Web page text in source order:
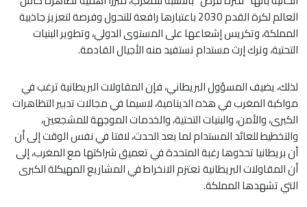
العالم لكرة القدم 2030 باعتبارها رافعة للتحول وفرصة لتعزيز جاذبية
المملكة، وتكريس إشعاعها على المستوى الدولي، وتطوير البنيات
التحتية، وترك إرث مستدام تستفيد منه الأجيال القادمة.
لذلك، يضيف المسؤول البريطاني، فإن المقاولات البريطانية ترغب في
مواكبة المغرب في هذه الدينامية، لاسيما في مجالات تدبير التظاهرات
الكبرى، والأمن، والبنيات التحتية، والخدمات الموجهة للمشجعين،
والتخطيط للعائد المستدام لما بعد الحدث، لافتا في نفس الوقت إلى أن
أن بريطانيا تحذوها رغبة المتحدة في تعميق شراكتها مع المغرب، إلى
أن المقاولات البريطانية تعتزم الانخراط في المشاريع المهيكلة الكبرى
التي تشهدها المملكة.